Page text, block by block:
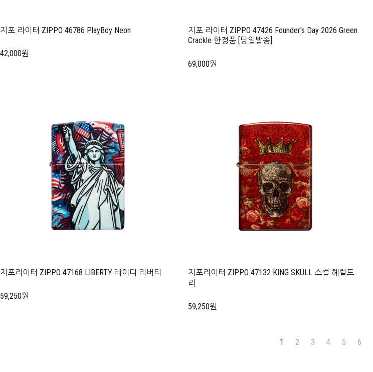
지포 라이터 ZIPPO 46786 PlayBoy Neon
42,000원
지포 라이터 ZIPPO 47426 Founder's Day 2026 Green
Crackle 한정품 [당일발송]
69,000원
지포라이터 ZIPPO 47168 LIBERTY 레이디 리버티
59,250원
지포라이터 ZIPPO 47132 KING SKULL 스컬 헤럴드
리
59,250원
1 2 3 4 5 6